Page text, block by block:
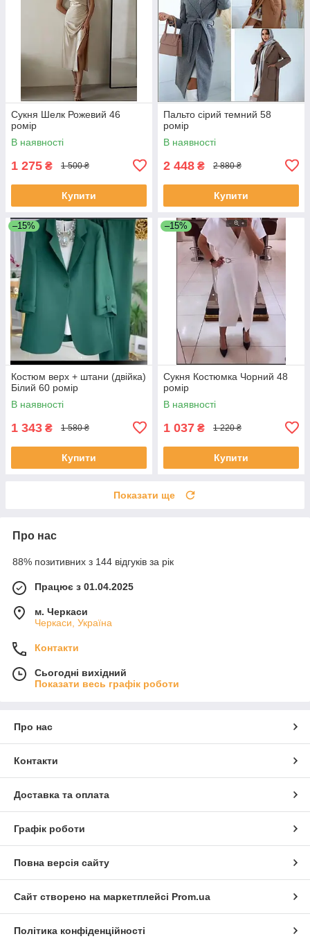
Сукня Шелк Рожевий 46
ромір
В наявності
1 275 ₴ 1 500 ₴
Купити
Пальто сірий темний 58
ромір
В наявності
2 448 ₴ 2 880 ₴
Купити
–15%
Костюм верх + штани (двійка)
Білий 60 ромір
В наявності
1 343 ₴ 1 580 ₴
Купити
–15%
Сукня Костюмка Чорний 48
ромір
В наявності
1 037 ₴ 1 220 ₴
Купити
Показати ще
Про нас
88% позитивних з 144 відгуків за рік
Працює з 01.04.2025
м. Черкаси
Черкаси, Україна
Контакти
Сьогодні вихідний
Показати весь графік роботи
Про нас
Контакти
Доставка та оплата
Графік роботи
Повна версія сайту
Сайт створено на маркетплейсі Prom.ua
Політика конфіденційності